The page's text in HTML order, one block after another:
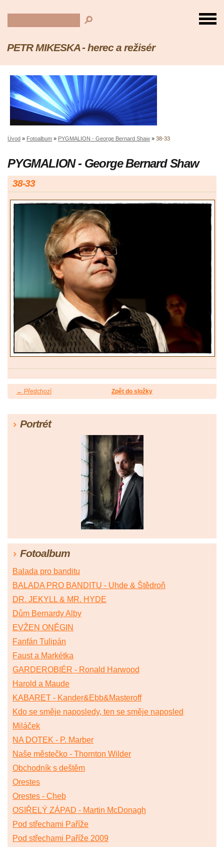
PETR MIKESKA - herec a režisér
Úvod » Fotoalbum » PYGMALION - George Bernard Shaw » 38-33
PYGMALION - George Bernard Shaw
38-33
← Předchozí Zpět do složky
Portrét
Fotoalbum
Balada pro banditu
BALADA PRO BANDITU - Uhde & Štědroň
DR. JEKYLL & MR. HYDE
Dům Bernardy Alby
EVŽEN ONĚGIN
Fanfán Tulipán
Faust a Markétka
GARDEROBIÉR - Ronald Harwood
Harold a Maude
KABARET - Kander&Ebb&Masteroff
Kdo se směje naposledy, ten se směje naposled
Miláček
NA DOTEK - P. Marber
Naše městečko - Thornton Wilder
Obchodník s deštěm
Orestes
Orestes - Cheb
OSIŘELÝ ZÁPAD - Martin McDonagh
Pod střechami Paříže
Pod střechami Paříže 2009